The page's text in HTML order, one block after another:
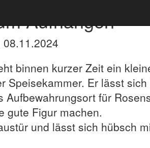
Aufhängen
binnen kurzer Zeit ein
Speisekammer. Er lässt
für
gute Figur machen.
und lässt sich hübsch